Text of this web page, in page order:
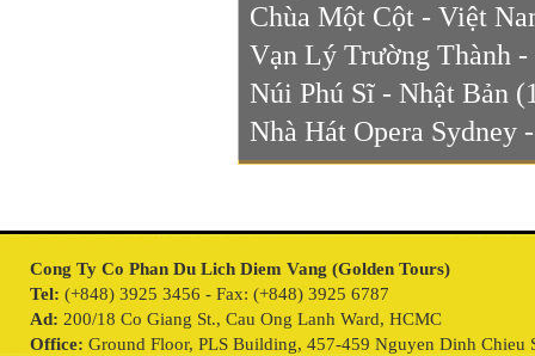
Chùa Một Cột - Việt
Vạn Lý Trường Thành
Núi Phú Sĩ - Nhật Bản
Nhà Hát Opera Sydney
Cong Ty Co Phan Du Lich Diem Vang (Golden Tours)
Tel: (+848) 3925 3456 - Fax: (+848) 3925 6787
Ad: 200/18 Co Giang St., Cau Ong Lanh Ward, HCMC
Office: Ground Floor, PLS Building, 457-459 Nguyen Dinh Chieu